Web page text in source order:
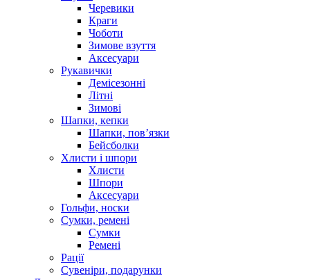
Черевики
Краги
Чоботи
Зимове взуття
Аксесуари
Рукавички
Демісезонні
Літні
Зимові
Шапки, кепки
Шапки, пов’язки
Бейсболки
Хлисти і шпори
Хлисти
Шпори
Аксесуари
Гольфи, носки
Сумки, ремені
Сумки
Ремені
Рації
Сувеніри, подарунки